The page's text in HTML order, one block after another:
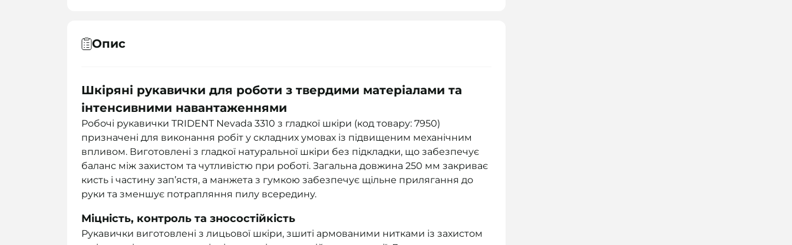
Опис
Шкіряні рукавички для роботи з твердими матеріалами та
інтенсивними навантаженнями
Робочі рукавички TRIDENT Nevada 3310 з гладкої шкіри (код товару: 7950)
призначені для виконання робіт у складних умовах із підвищеним механічним
впливом. Виготовлені з гладкої натуральної шкіри без підкладки, що забезпечує
баланс між захистом та чутливістю при роботі. Загальна довжина 250 мм закриває
кисть і частину зап’ястя, а манжета з гумкою забезпечує щільне прилягання до
руки та зменшує потрапляння пилу всередину.
Міцність, контроль та зносостійкість
Рукавички виготовлені з лицьової шкіри, зшиті армованими нитками із захистом